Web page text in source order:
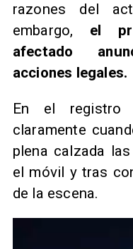
razones del
embargo, el
afectado
acciones legales.
En el registro
claramente
plena calzada
el móvil y tras
de la escena.